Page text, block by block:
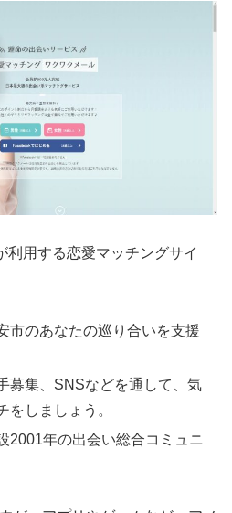
利用する恋愛マッチングサイ
市のあなたの巡り合いを支援
募集、SNSなどを通して、気
をしましょう。
2001年の出会い総合コミュニ